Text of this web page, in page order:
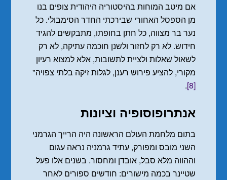
אם מיטב המוחות בהיסטוריה היהודית צופים בנו
מן הספסל האחורי שבירכתי החדר הסימבולי. כל
נער בר מצווה, כל חתן בחופתו, מתבקשים להגיד
חידוש. לא רק לחזור ולשנן חוכמה עתיקה, לא רק
לשאול שאלות ולציית לתשובות, אלא למצוא רעיון
מקורי, להציע פירוש רענן, לגלות זיקה בלתי צפויה"
[8]
.
אנתרופוסופיה וציונות
בתום מלחמת העולם הראשונה היה הרייך הגרמני
השני מובס ומפורק, עתיד גרמניה נראה עגום
וההווה מלא סבל, אובדן ומחסור. בשנים אלו פעל
שטיינר בכמה מישורים: חודשים ספורים לאחר